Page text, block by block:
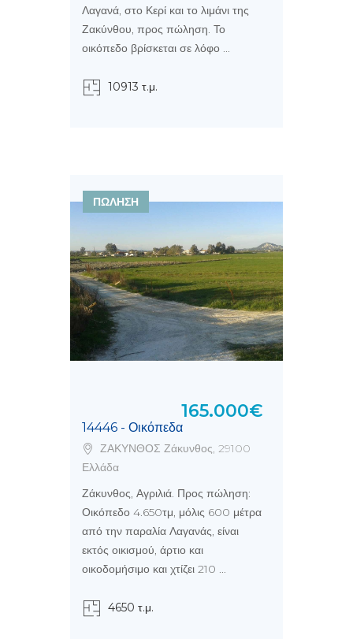
Λαγανά, στο Κερί και το λιμάνι της
Ζακύνθου, προς πώληση. Το
οικόπεδο βρίσκεται σε λόφο ...
10913 τ.μ.
ΠΩΛΗΣΗ
14446 - Οικόπεδα
165.000€
ΖΑΚΥΝΘΟΣ Ζάκυνθος, 29100
Ελλάδα
Ζάκυνθος, Αγριλιά. Προς πώληση:
Οικόπεδο 4.650τμ, μόλις 600 μέτρα
από την παραλία Λαγανάς, είναι
εκτός οικισμού, άρτιο και
οικοδομήσιμο και χτίζει 210 ...
4650 τ.μ.